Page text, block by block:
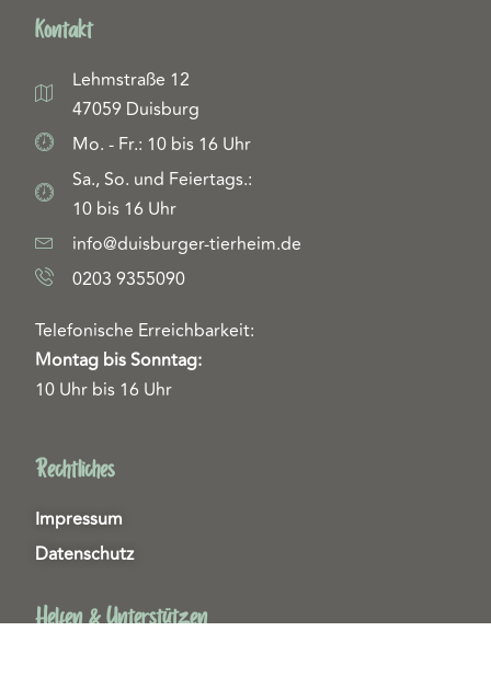
Kontakt
Lehmstraße 12
47059 Duisburg
Mo. - Fr.: 10 bis 16 Uhr
Sa., So. und Feiertags.:
10 bis 16 Uhr
info@duisburger-tierheim.de
0203 9355090
Telefonische Erreichbarkeit:
Montag bis Sonntag:
10 Uhr bis 16 Uhr
Rechtliches
Impressum
Datenschutz
Helfen & Unterstützen